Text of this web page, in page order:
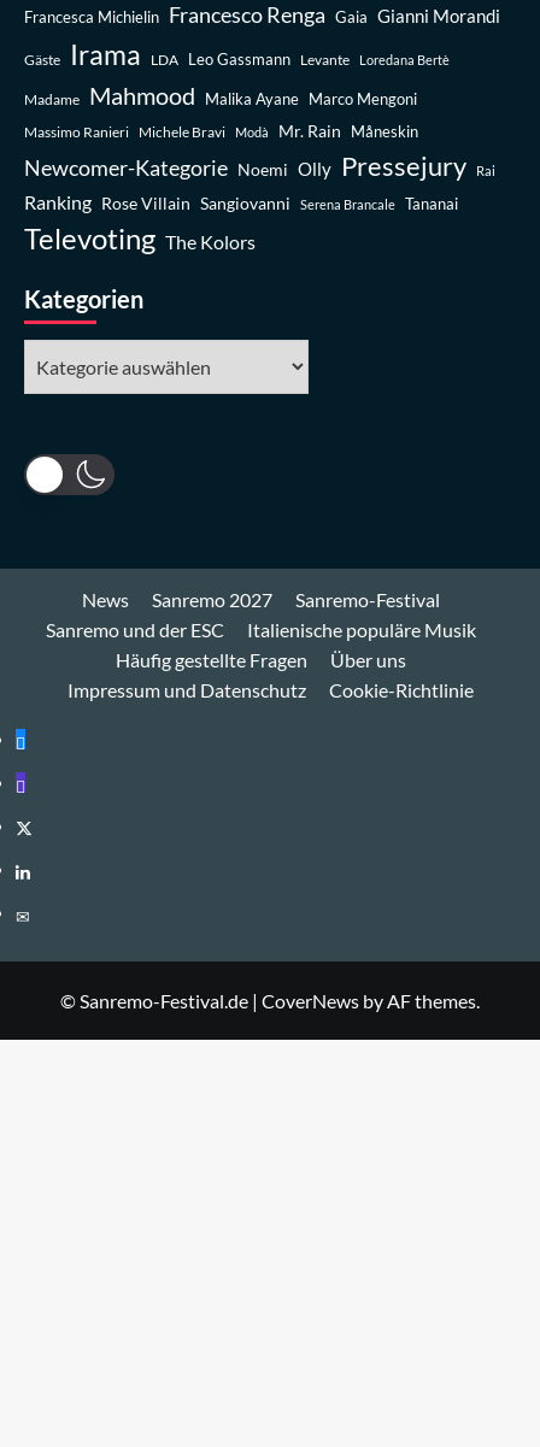
Francesca Michielin Francesco Renga Gaia Gianni Morandi
Gäste Irama LDA Leo Gassmann Levante Loredana Bertè
Madame Mahmood Malika Ayane Marco Mengoni
Massimo Ranieri Michele Bravi Modà Mr. Rain Måneskin
Newcomer-Kategorie Noemi Olly Pressejury Rai
Ranking Rose Villain Sangiovanni Serena Brancale Tananai
Televoting The Kolors
Kategorien
News Sanremo 2027
Sanremo-Festival
Sanremo und der ESC
Italienische populäre Musik
Häufig gestellte Fragen
Über uns
Impressum und Datenschutz
Cookie-Richtlinie
Bluesky
Mastodon
Twitter
LinkedIn
E-
© Sanremo-Festival.de | CoverNews by AF themes.